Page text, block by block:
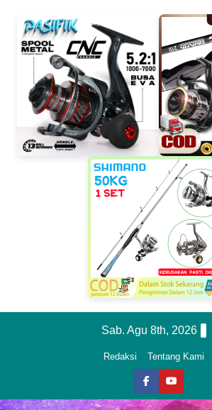
Sab. Agu 8th, 2026
Redaksi Tentang Kami